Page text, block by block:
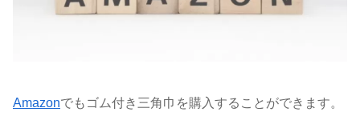
Amazonでもゴム付き三角巾を購入することができます。